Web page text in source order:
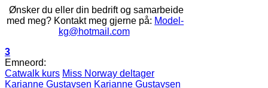
Ønsker du eller din bedrift og samarbeide
med meg? Kontakt meg gjerne på: Model-
kg@hotmail.com
3
Emneord:
Catwalk kurs Miss Norway deltager
Karianne Gustavsen Karianne Gustavsen